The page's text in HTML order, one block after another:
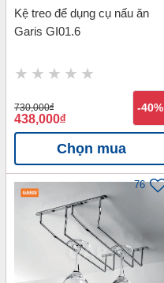
Kệ treo để dụng cụ nấu ăn
Garis GI01.6
730,000đ
438,000đ
-40%
Chọn mua
76